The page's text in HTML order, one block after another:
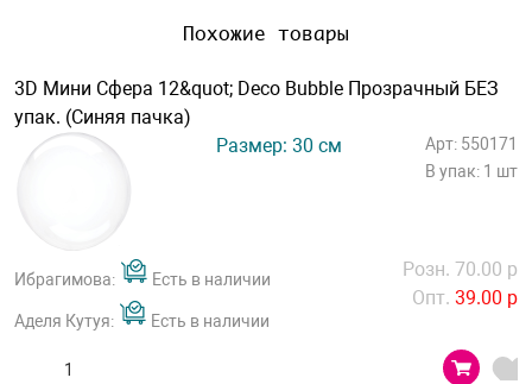
Похожие товары
3D Мини Сфера 12&quot; Deco Bubble Прозрачный БЕЗ
упак. (Синяя пачка)
Размер: 30 см
Арт: 550171
В упак: 1 шт
Ибрагимова: Есть в наличии
Аделя Кутуя: Есть в наличии
Розн. 70.00 р
Опт. 39.00 р